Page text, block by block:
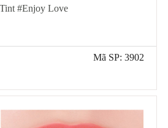
#Enjoy Love
Mã SP: 3902